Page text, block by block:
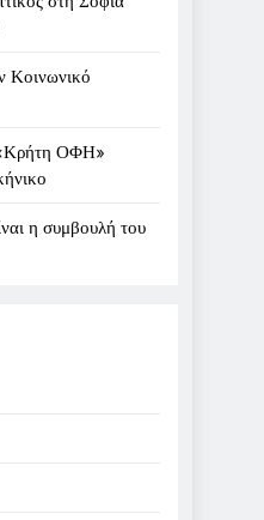
Κοινωνικό
ΟΦΗ»
η συμβουλή του